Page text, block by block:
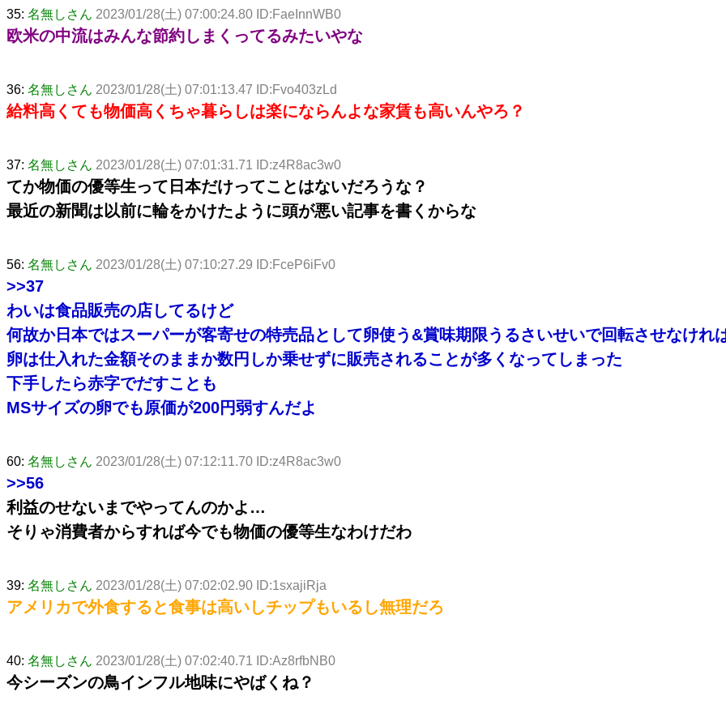
35: 名無しさん 2023/01/28(土) 07:00:24.80 ID:FaeInnWB0
欧米の中流はみんな節約しまくってるみたいやな
36: 名無しさん 2023/01/28(土) 07:01:13.47 ID:Fvo403zLd
給料高くても物価高くちゃ暮らしは楽にならんよな家賃も高いんやろ？
37: 名無しさん 2023/01/28(土) 07:01:31.71 ID:z4R8ac3w0
てか物価の優等生って日本だけってことはないだろうな？
最近の新聞は以前に輪をかけたように頭が悪い記事を書くからな
56: 名無しさん 2023/01/28(土) 07:10:27.29 ID:FceP6iFv0
>>37
わいは食品販売の店してるけど
何故か日本ではスーパーが客寄せの特売品として卵使う&賞味期限うるさいせいで回転させなけれ
卵は仕入れた金額そのままか数円しか乗せずに販売されることが多くなってしまった
下手したら赤字でだすことも
MSサイズの卵でも原価が200円弱すんだよ
60: 名無しさん 2023/01/28(土) 07:12:11.70 ID:z4R8ac3w0
>>56
利益のせないまでやってんのかよ…
そりゃ消費者からすれば今でも物価の優等生なわけだわ
39: 名無しさん 2023/01/28(土) 07:02:02.90 ID:1sxajiRja
アメリカで外食すると食事は高いしチップもいるし無理だろ
40: 名無しさん 2023/01/28(土) 07:02:40.71 ID:Az8rfbNB0
今シーズンの鳥インフル地味にやばくね？